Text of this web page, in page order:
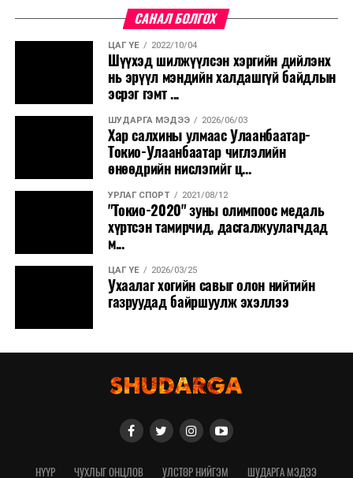
САНАЛ БОЛГОХ
ЦАГ ҮЕ 2022/10/04
Шүүхэд шилжүүлсэн хэргийн дийлэнх
нь эрүүл мэндийн халдашгүй байдлын
эсрэг гэмт ...
ШУДАРГА МЭДЭЭ 2026/06/03
Хар салхины улмаас Улаанбаатар-
Токио-Улаанбаатар чиглэлийн
өнөөдрийн нислэгийг ц...
УРЛАГ СПОРТ 2021/08/12
"Токио-2020" зуны олимпоос медаль
хүртсэн тамирчид, дасгалжуулагчдад
м...
ЦАГ ҮЕ 2026/03/25
Ухаалаг хогийн савыг олон нийтийн
газруудад байршуулж эхэллээ
НҮҮР ЧУХЛЫГ ОНЦЛОВ УЛСТӨР НИЙГЭМ ШУДАРГА МЭДЭЭ